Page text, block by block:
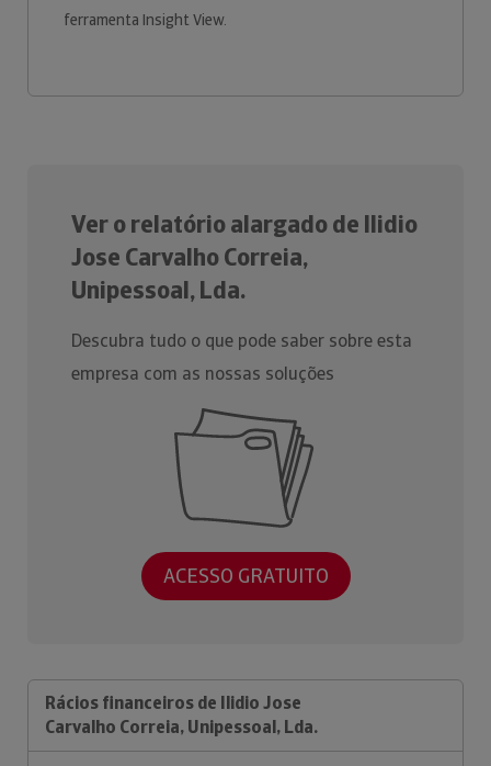
ferramenta Insight View.
Ver o relatório alargado de Ilidio
Jose Carvalho Correia,
Unipessoal, Lda.
Descubra tudo o que pode saber sobre esta
empresa com as nossas soluções
ACESSO GRATUITO
Rácios financeiros de Ilidio Jose
Carvalho Correia, Unipessoal, Lda.